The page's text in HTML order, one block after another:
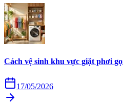
Cách vệ sinh khu vực giặt phơi
17/05/2026